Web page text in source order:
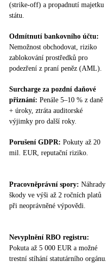
(strike-off) a propadnutí majetku
státu.
Odmítnutí bankovního účtu:
Nemožnost obchodovat, riziko
zablokování prostředků pro
podezření z praní peněz (AML).
Surcharge za pozdní daňové
přiznání: Penále 5–10 % z daně
+ úroky, ztráta auditorské
výjimky pro další roky.
Porušení GDPR: Pokuty až 20
mil. EUR, reputační riziko.
Pracovněprávní spory: Náhrady
škody ve výši až 2 ročních platů
při neoprávněné výpovědi.
Nevyplnění RBO registru:
Pokuta až 5 000 EUR a možné
trestní stíhání statutárního orgánu.